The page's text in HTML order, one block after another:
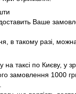
Ваше
в такому разі,
на таксі по Києву, у
замовлення 1000